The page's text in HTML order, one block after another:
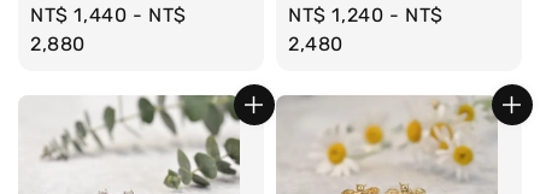
Regular
price
NT$ 1,440 - NT$
2,880
Regular
price
NT$ 1,240 - NT$
2,480